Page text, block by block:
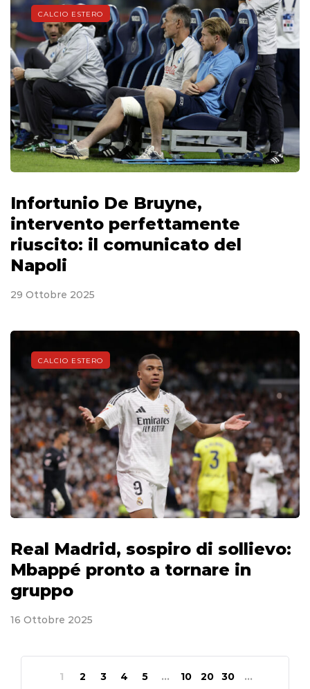
CALCIO ESTERO
Infortunio De Bruyne,
intervento perfettamente
riuscito: il comunicato del
Napoli
29 Ottobre 2025
CALCIO ESTERO
Real Madrid, sospiro di sollievo:
Mbappé pronto a tornare in
gruppo
16 Ottobre 2025
1 2 3 4 5 ... 10 20 30
...